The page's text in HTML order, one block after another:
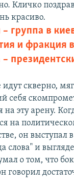
Кличко
красиво.
– группа в
и фракция
–
скверно,
себя
на эту арену.
на
он выступал
слова" и
о том, что
говорил